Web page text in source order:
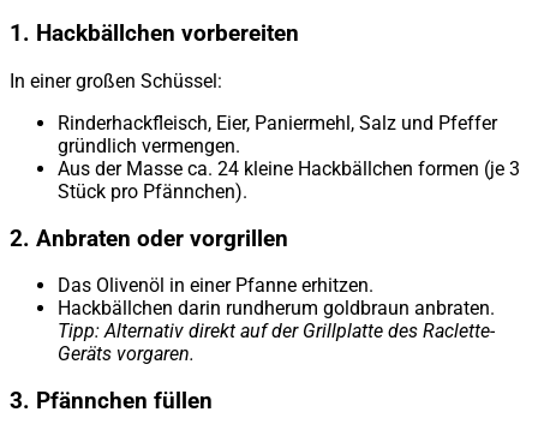
1. Hackbällchen vorbereiten
In einer großen Schüssel:
Rinderhackfleisch, Eier, Paniermehl, Salz und Pfeffer
gründlich vermengen.
Aus der Masse ca. 24 kleine Hackbällchen formen (je 3
Stück pro Pfännchen).
2. Anbraten oder vorgrillen
Das Olivenöl in einer Pfanne erhitzen.
Hackbällchen darin rundherum goldbraun anbraten.
Tipp: Alternativ direkt auf der Grillplatte des Raclette-
Geräts vorgaren.
3. Pfännchen füllen